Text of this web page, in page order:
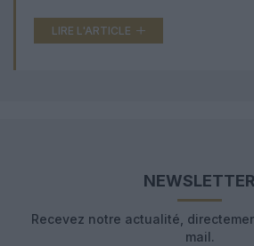
LIRE L'ARTICLE
NEWSLETTER
Recevez notre actualité,
mail.